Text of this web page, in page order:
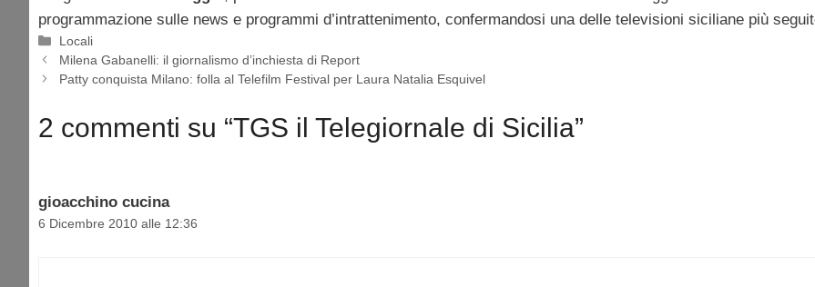
programmazione sulle news e programmi d’intrattenimento, confermandosi una delle televisioni siciliane più
Categorie
Locali
Milena Gabanelli: il giornalismo d’inchiesta di Report
Patty conquista Milano: folla al Telefilm Festival per Laura Natalia Esquivel
2 commenti su “TGS il Telegiornale di Sicilia”
gioacchino cucina
6 Dicembre 2010 alle 12:36